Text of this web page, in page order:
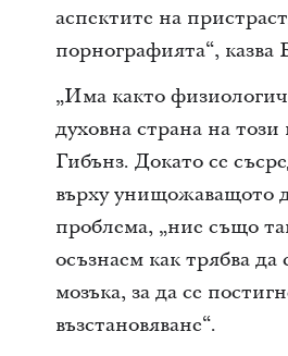
аспектите на
порнографията“, казва
„Има както
духовна страна на този
Гибънз. Докато се
върху унищожаващото
проблема, „ние също
осъзнаем как трябва да
мозъка, за да се
възстановяване“.